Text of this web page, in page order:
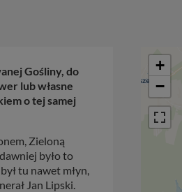
Gośliny, do
lub własne
o tej samej
Zieloną
było to
tu nawet młyn,
Jan Lipski.
+
−